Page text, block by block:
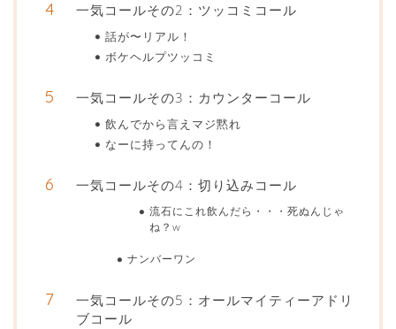
一気コールその2：ツッコミコール
話が〜リアル！
ボケヘルプツッコミ
一気コールその3：カウンターコール
飲んでから言えマジ黙れ
なーに持ってんの！
一気コールその4：切り込みコール
流石にこれ飲んだら・・・死ぬんじゃ
ね？w
ナンバーワン
一気コールその5：オールマイティーアドリ
ブコール